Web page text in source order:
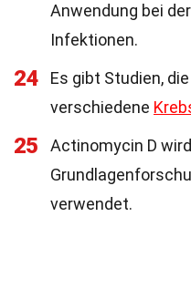
Anwendung bei
Infektionen.
24
Es gibt Studien,
verschiedene
25
Actinomycin D
verwendet.